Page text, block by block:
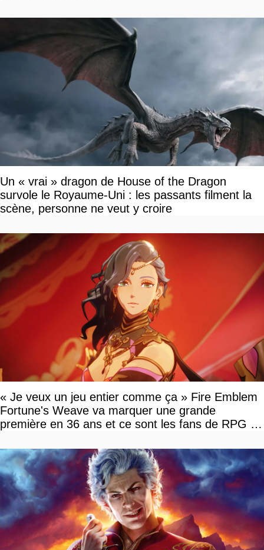
Un « vrai » dragon de House of the Dragon
survole le Royaume-Uni : les passants filment la
scène, personne ne veut y croire
« Je veux un jeu entier comme ça » Fire Emblem
Fortune's Weave va marquer une grande
première en 36 ans et ce sont les fans de RPG en